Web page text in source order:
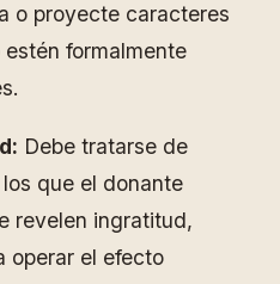
o proyecte caracteres
formalmente
Debe tratarse de
que el donante
revelen ingratitud,
operar el efecto